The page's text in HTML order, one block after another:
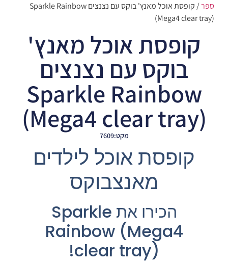
ספר
/ קופסת אוכל מאנץ' בוקס עם נצנצים Sparkle Rainbow
(Mega4 clear tray)
קופסת אוכל מאנץ'
בוקס עם נצנצים
Sparkle Rainbow
(Mega4 clear tray)
מקט:7609
קופסת אוכל לילדים
מאנצבוקס
הכירו את Sparkle
Rainbow (Mega4
clear tray)!